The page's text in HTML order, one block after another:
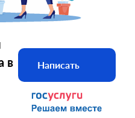
в
Написать